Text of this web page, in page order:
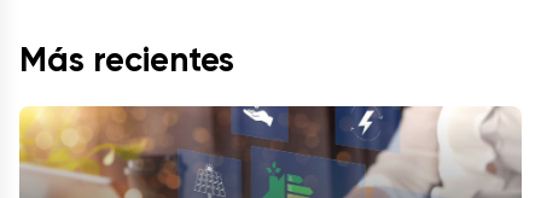
Más recientes